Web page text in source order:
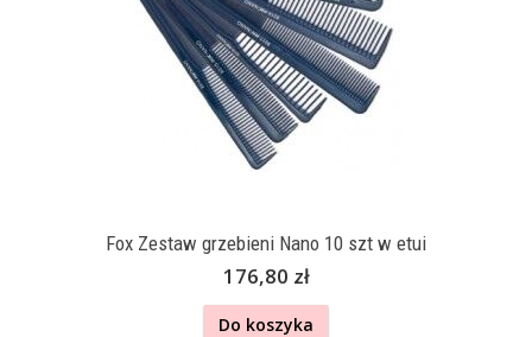
Fox Zestaw grzebieni Nano 10 szt w etui
176,80 zł
Do koszyka